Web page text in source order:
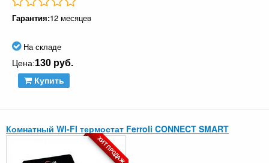
Гарантия:12 месяцев
На складе
Цена:130 руб.
Купить
Комнатный WI-FI термостат Ferroli CONNECT SMART
ХИТ ПРОДАЖ